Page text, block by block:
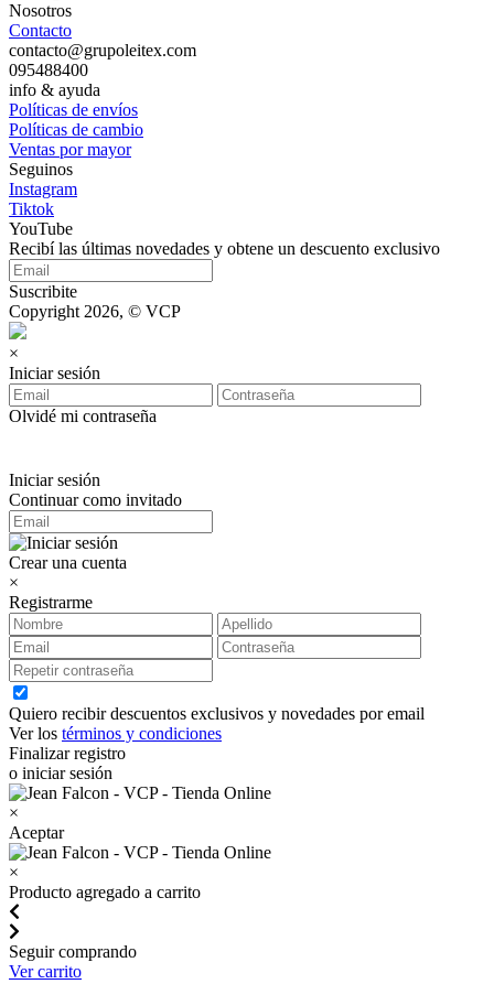
Nosotros
Contacto
contacto@grupoleitex.com
095488400
info & ayuda
Políticas de envíos
Políticas de cambio
Ventas por mayor
Seguinos
Instagram
Tiktok
YouTube
Recibí las últimas novedades y obtene un descuento exclusivo
Suscribite
Copyright 2026, © VCP
×
Iniciar sesión
Olvidé mi contraseña
Iniciar sesión
Continuar como invitado
Crear una cuenta
×
Registrarme
Quiero recibir descuentos exclusivos y novedades por email
Ver los términos y condiciones
Finalizar registro
o iniciar sesión
×
Aceptar
×
Producto agregado a carrito
Seguir comprando
Ver carrito